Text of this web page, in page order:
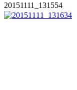
20151111_131554